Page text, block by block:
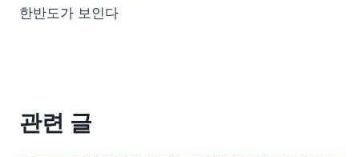
한반도가 보인다
관련 글